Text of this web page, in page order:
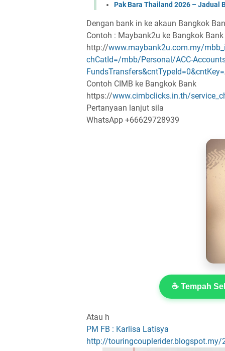
Pak Bara Thailand 2026 – Jadual
Dengan bank in ke akaun Bangkok
Contoh : Maybank2u ke Bangkok Bank
http://www.maybank2u.com.my/
chCatId=/mbb/Personal/ACC-
FundsTransfers&cntTypeId=0&cntKey=
Contoh CIMB ke Bangkok Bank
https://www.cimbclicks.in.th/
Pertanyaan lanjut sila
WhatsApp +66629728939
☕ Tempah
Atau h
PM FB : Karlisa Latisya
http://